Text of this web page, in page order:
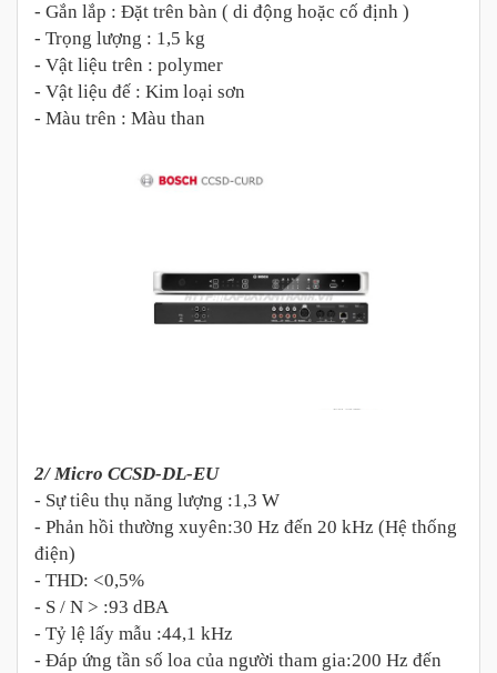
- Gắn lắp : Đặt trên bàn ( di động hoặc cố định )
- Trọng lượng : 1,5 kg
- Vật liệu trên : polymer
- Vật liệu đế : Kim loại sơn
- Màu trên : Màu than
2/ Micro CCSD-DL-EU
- Sự tiêu thụ năng lượng :1,3 W
- Phản hồi thường xuyên:30 Hz đến 20 kHz (Hệ thống
điện)
- THD: <0,5%
- S / N > :93 dBA
- Tỷ lệ lấy mẫu :44,1 kHz
- Đáp ứng tần số loa của người tham gia:200 Hz đến